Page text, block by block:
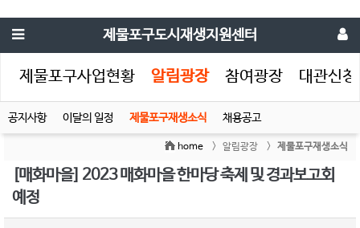
제물포구도시재생지원센터
제물포구사업현황 알림광장 참여광장 대관신청
공지사항 이달의 일정 제물포구재생소식 채용공고
home > 알림광장 > 제물포구재생소식
[매화마을] 2023 매화마을 한마당 축제 및 경과보고회
예정